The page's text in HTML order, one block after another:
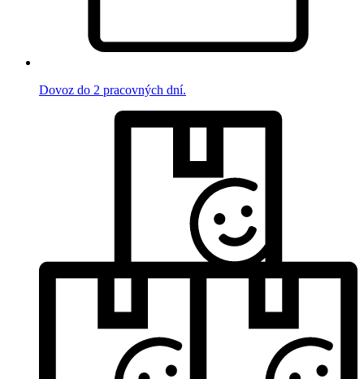
Dovoz do 2 pracovných dní.